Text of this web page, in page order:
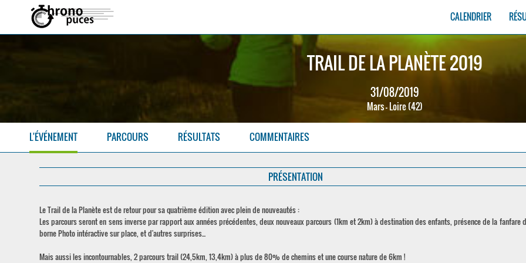
CALENDRIER
TRAIL DE LA PLANÈTE 2019
31/08/2019
Mars - Loire (42)
L'ÉVÉNEMENT PARCOURS RÉSULTATS COMMENTAIRES
PRÉSENTATION
Le Trail de la Planète est de retour pour sa quatrième édition avec plein de nouveautés :
Les parcours seront en sens inverse par rapport aux années précédentes, deux nouveaux parcours (1km et 2km) à destination des enfants, présence de la fanfare
borne Photo intéractive sur place, et d'autres surprises...
Mais aussi les incontournables, 2 parcours trail (24,5km, 13,4km) à plus de 80% de chemins et une course nature de 6km !